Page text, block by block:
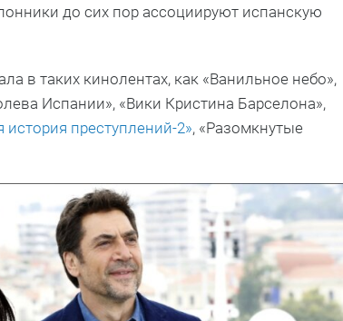
до сих пор ассоциируют испанскую
в таких кинолентах, как «Ванильное небо»,
Испании», «Вики Кристина Барселона»,
история преступлений-2», «Разомкнутые